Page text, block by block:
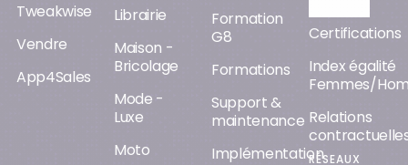
Tweakwise
Vendre
App4Sales
Librairie
Maison -
Bricolage
Mode -
Luxe
Moto
Formation
G8
Formations
Support &
maintenance
Implémentation
Certifications
Index égalité
Femmes/
Relations
RÉSEAUX